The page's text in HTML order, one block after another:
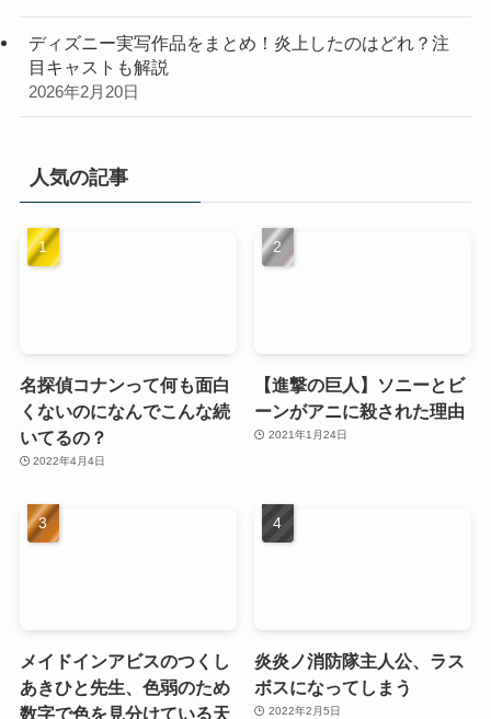
ディズニー実写作品をまとめ！炎上したのはどれ？注
目キャストも解説
2026年2月20日
人気の記事
名探偵コナンって何も面白
くないのになんでこんな続
いてるの？
2022年4月4日
【進撃の巨人】ソニーとビ
ーンがアニに殺された理由
2021年1月24日
メイドインアビスのつくし
あきひと先生、色弱のため
数字で色を見分けている天
炎炎ノ消防隊主人公、ラス
ボスになってしまう
2022年2月5日